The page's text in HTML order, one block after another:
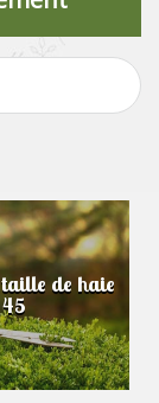
de haie
45